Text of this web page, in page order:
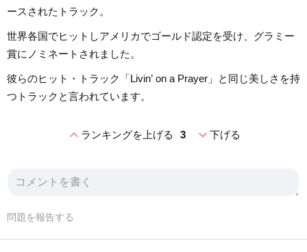
ースされたトラック。
世界各国でヒットしアメリカでゴールド認定を受け、グラミー
賞にノミネートされました。
彼らのヒット・トラック「Livin’ on a Prayer」と同じ美しさを持
つトラックと言われています。
expand_lessランキングを上げる 3 expand_more下げる
問題を報告する